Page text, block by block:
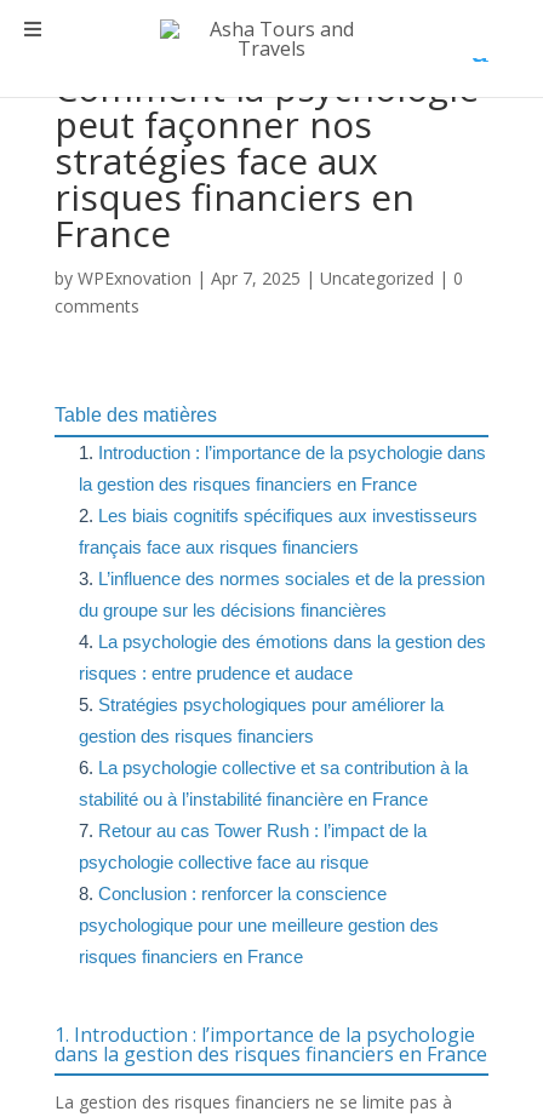
Comment la psychologie
peut façonner nos
stratégies face aux
risques financiers en
France
by WPExnovation | Apr 7, 2025 | Uncategorized | 0
comments
Table des matières
Introduction : l’importance de la psychologie dans
la gestion des risques financiers en France
Les biais cognitifs spécifiques aux investisseurs
français face aux risques financiers
L’influence des normes sociales et de la pression
du groupe sur les décisions financières
La psychologie des émotions dans la gestion des
risques : entre prudence et audace
Stratégies psychologiques pour améliorer la
gestion des risques financiers
La psychologie collective et sa contribution à la
stabilité ou à l’instabilité financière en France
Retour au cas Tower Rush : l’impact de la
psychologie collective face au risque
Conclusion : renforcer la conscience
psychologique pour une meilleure gestion des
risques financiers en France
1. Introduction : l’importance de la psychologie
dans la gestion des risques financiers en France
La gestion des risques financiers ne se limite pas à